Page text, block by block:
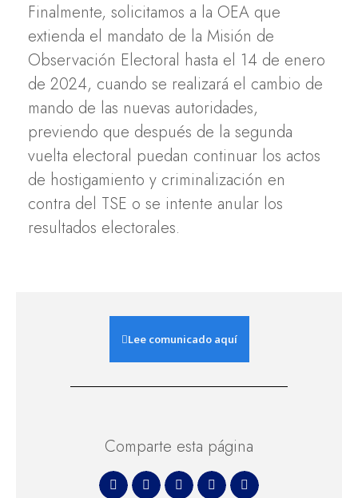
Finalmente, solicitamos a la OEA que
extienda el mandato de la Misión de
Observación Electoral hasta el 14 de enero
de 2024, cuando se realizará el cambio de
mando de las nuevas autoridades,
previendo que después de la segunda
vuelta electoral puedan continuar los actos
de hostigamiento y criminalización en
contra del TSE o se intente anular los
resultados electorales.
Lee comunicado aquí
Comparte esta página